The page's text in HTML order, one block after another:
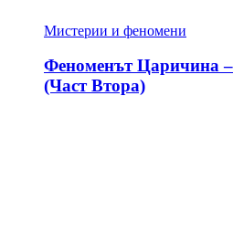
Мистерии и феномени
Феноменът Царичина
(Част Втора)